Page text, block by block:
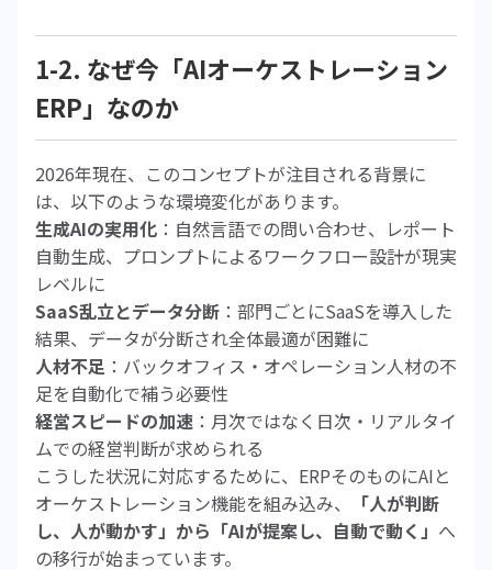
1-2. なぜ今「AIオーケストレーション
ERP」なのか
2026年現在、このコンセプトが注目される背景に
は、以下のような環境変化があります。
生成AIの実用化 ：自然言語での問い合わせ、レポート
自動生成、プロンプトによるワークフロー設計が現実
レベルに
SaaS乱立とデータ分断 ：部門ごとにSaaSを導入した
結果、データが分断され全体最適が困難に
人材不足 ：バックオフィス・オペレーション人材の不
足を自動化で補う必要性
経営スピードの加速 ：月次ではなく日次・リアルタイ
ムでの経営判断が求められる
こうした状況に対応するために、ERPそのものにAIと
オーケストレーション機能を組み込み、
「人が判断
し、人が動かす」から「AIが提案し、自動で動く」 へ
の移行が始まっています。